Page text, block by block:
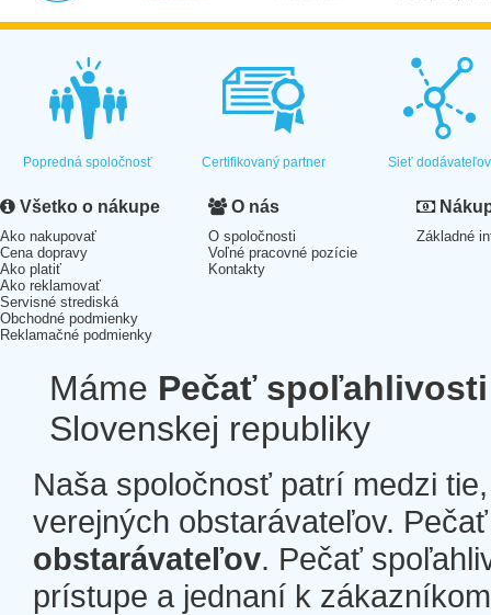
Popredná spoločnosť Certifikovaný partner Sieť dodávateľov
Všetko o nákupe
Ako nakupovať
Cena dopravy
Ako platiť
Ako reklamovať
Servisné strediská
Obchodné podmienky
Reklamačné podmienky
O nás
O spoločnosti
Voľné pracovné pozície
Kontakty
Základné
Máme Pečať spoľahlivosti
Slovenskej republiky
Naša spoločnosť patrí medzi
verejných obstarávateľov.
obstarávateľov. Pečať
prístupe a jednaní k